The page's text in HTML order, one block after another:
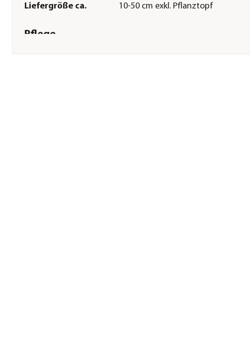
Liefergröße ca.
10-50 cm exkl. Pflanztopf
Pflege